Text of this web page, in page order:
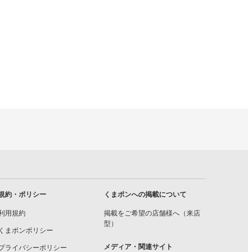
約・ポリシー
用規約
くまポンポリシー
ライバシーポリシー
くまポンへの掲載について
掲載をご希望の店舗様へ（来店
型）
メディア・関連サイト